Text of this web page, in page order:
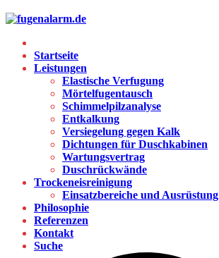
Startseite
Leistungen
Elastische Verfugung
Mörtelfugentausch
Schimmelpilzanalyse
Entkalkung
Versiegelung gegen Kalk
Dichtungen für Duschkabinen
Wartungsvertrag
Duschrückwände
Trockeneisreinigung
Einsatzbereiche und Ausrüstung
Philosophie
Referenzen
Kontakt
Suche